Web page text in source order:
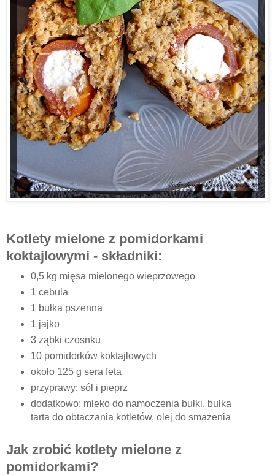
Kotlety mielone z pomidorkami
koktajlowymi - składniki:
0,5 kg mięsa mielonego wieprzowego
1 cebula
1 bułka pszenna
1 jajko
3 ząbki czosnku
10 pomidorków koktajlowych
około 125 g sera feta
przyprawy: sól i pieprz
dodatkowo: mleko do namoczenia bułki, bułka
tarta do obtaczania kotletów, olej do smażenia
Jak zrobić kotlety mielone z
pomidorkami?